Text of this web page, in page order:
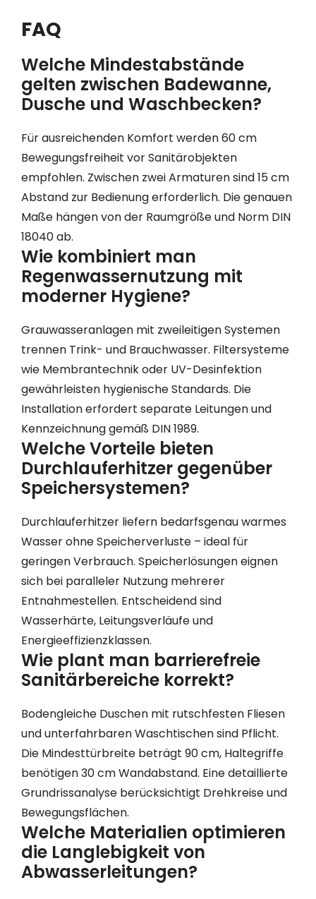
FAQ
Welche Mindestabstände
gelten zwischen Badewanne,
Dusche und Waschbecken?
Für ausreichenden Komfort werden 60 cm
Bewegungsfreiheit vor Sanitärobjekten
empfohlen. Zwischen zwei Armaturen sind 15 cm
Abstand zur Bedienung erforderlich. Die genauen
Maße hängen von der Raumgröße und Norm DIN
18040 ab.
Wie kombiniert man
Regenwassernutzung mit
moderner Hygiene?
Grauwasseranlagen mit zweileitigen Systemen
trennen Trink- und Brauchwasser. Filtersysteme
wie Membrantechnik oder UV-Desinfektion
gewährleisten hygienische Standards. Die
Installation erfordert separate Leitungen und
Kennzeichnung gemäß DIN 1989.
Welche Vorteile bieten
Durchlauferhitzer gegenüber
Speichersystemen?
Durchlauferhitzer liefern bedarfsgenau warmes
Wasser ohne Speicherverluste – ideal für
geringen Verbrauch. Speicherlösungen eignen
sich bei paralleler Nutzung mehrerer
Entnahmestellen. Entscheidend sind
Wasserhärte, Leitungsverläufe und
Energieeffizienzklassen.
Wie plant man barrierefreie
Sanitärbereiche korrekt?
Bodengleiche Duschen mit rutschfesten Fliesen
und unterfahrbaren Waschtischen sind Pflicht.
Die Mindesttürbreite beträgt 90 cm, Haltegriffe
benötigen 30 cm Wandabstand. Eine detaillierte
Grundrissanalyse berücksichtigt Drehkreise und
Bewegungsflächen.
Welche Materialien optimieren
die Langlebigkeit von
Abwasserleitungen?